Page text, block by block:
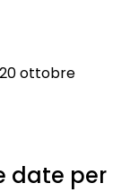
20 ottobre
date per